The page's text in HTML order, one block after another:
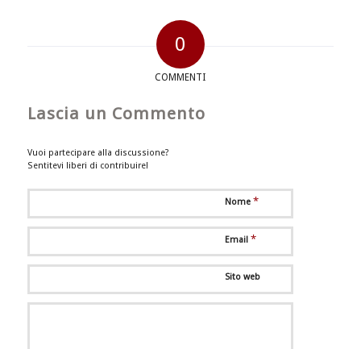
0
COMMENTI
Lascia un Commento
Vuoi partecipare alla discussione?
Sentitevi liberi di contribuire!
Nome *
Email *
Sito web